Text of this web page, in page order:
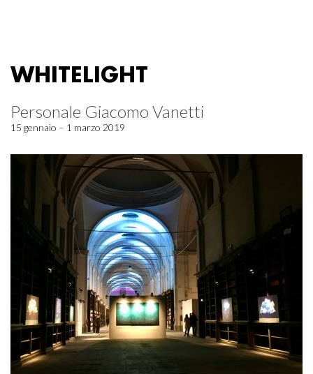
WHITELIGHT
Personale Giacomo Vanetti
15 gennaio – 1 marzo 2019